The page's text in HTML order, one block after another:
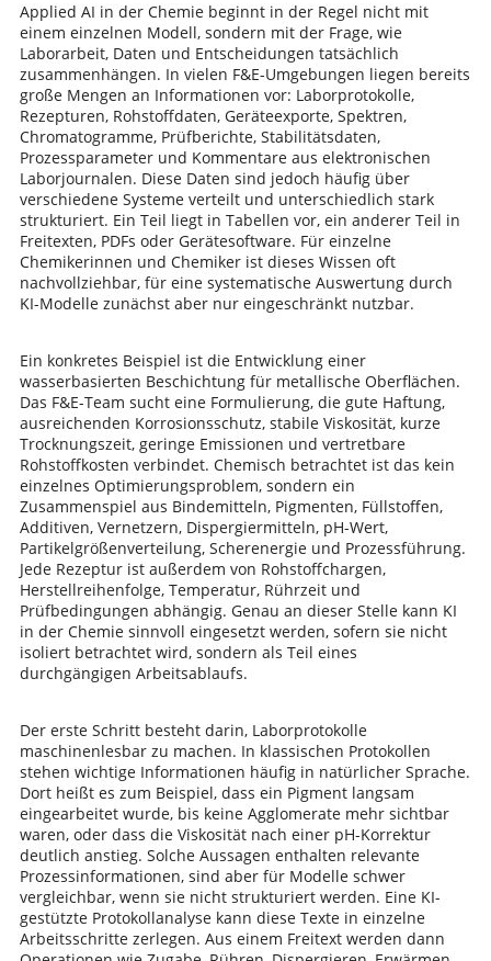
Applied AI in der Chemie beginnt in der Regel nicht mit
einem einzelnen Modell, sondern mit der Frage, wie
Laborarbeit, Daten und Entscheidungen tatsächlich
zusammenhängen. In vielen F&E-Umgebungen liegen bereits
große Mengen an Informationen vor: Laborprotokolle,
Rezepturen, Rohstoffdaten, Geräteexporte, Spektren,
Chromatogramme, Prüfberichte, Stabilitätsdaten,
Prozessparameter und Kommentare aus elektronischen
Laborjournalen. Diese Daten sind jedoch häufig über
verschiedene Systeme verteilt und unterschiedlich stark
strukturiert. Ein Teil liegt in Tabellen vor, ein anderer Teil in
Freitexten, PDFs oder Gerätesoftware. Für einzelne
Chemikerinnen und Chemiker ist dieses Wissen oft
nachvollziehbar, für eine systematische Auswertung durch
KI-Modelle zunächst aber nur eingeschränkt nutzbar.
Ein konkretes Beispiel ist die Entwicklung einer
wasserbasierten Beschichtung für metallische Oberflächen.
Das F&E-Team sucht eine Formulierung, die gute Haftung,
ausreichenden Korrosionsschutz, stabile Viskosität, kurze
Trocknungszeit, geringe Emissionen und vertretbare
Rohstoffkosten verbindet. Chemisch betrachtet ist das kein
einzelnes Optimierungsproblem, sondern ein
Zusammenspiel aus Bindemitteln, Pigmenten, Füllstoffen,
Additiven, Vernetzern, Dispergiermitteln, pH-Wert,
Partikelgrößenverteilung, Scherenergie und Prozessführung.
Jede Rezeptur ist außerdem von Rohstoffchargen,
Herstellreihenfolge, Temperatur, Rührzeit und
Prüfbedingungen abhängig. Genau an dieser Stelle kann KI
in der Chemie sinnvoll eingesetzt werden, sofern sie nicht
isoliert betrachtet wird, sondern als Teil eines
durchgängigen Arbeitsablaufs.
Der erste Schritt besteht darin, Laborprotokolle
maschinenlesbar zu machen. In klassischen Protokollen
stehen wichtige Informationen häufig in natürlicher Sprache.
Dort heißt es zum Beispiel, dass ein Pigment langsam
eingearbeitet wurde, bis keine Agglomerate mehr sichtbar
waren, oder dass die Viskosität nach einer pH-Korrektur
deutlich anstieg. Solche Aussagen enthalten relevante
Prozessinformationen, sind aber für Modelle schwer
vergleichbar, wenn sie nicht strukturiert werden. Eine KI-
gestützte Protokollanalyse kann diese Texte in einzelne
Arbeitsschritte zerlegen. Aus einem Freitext werden dann